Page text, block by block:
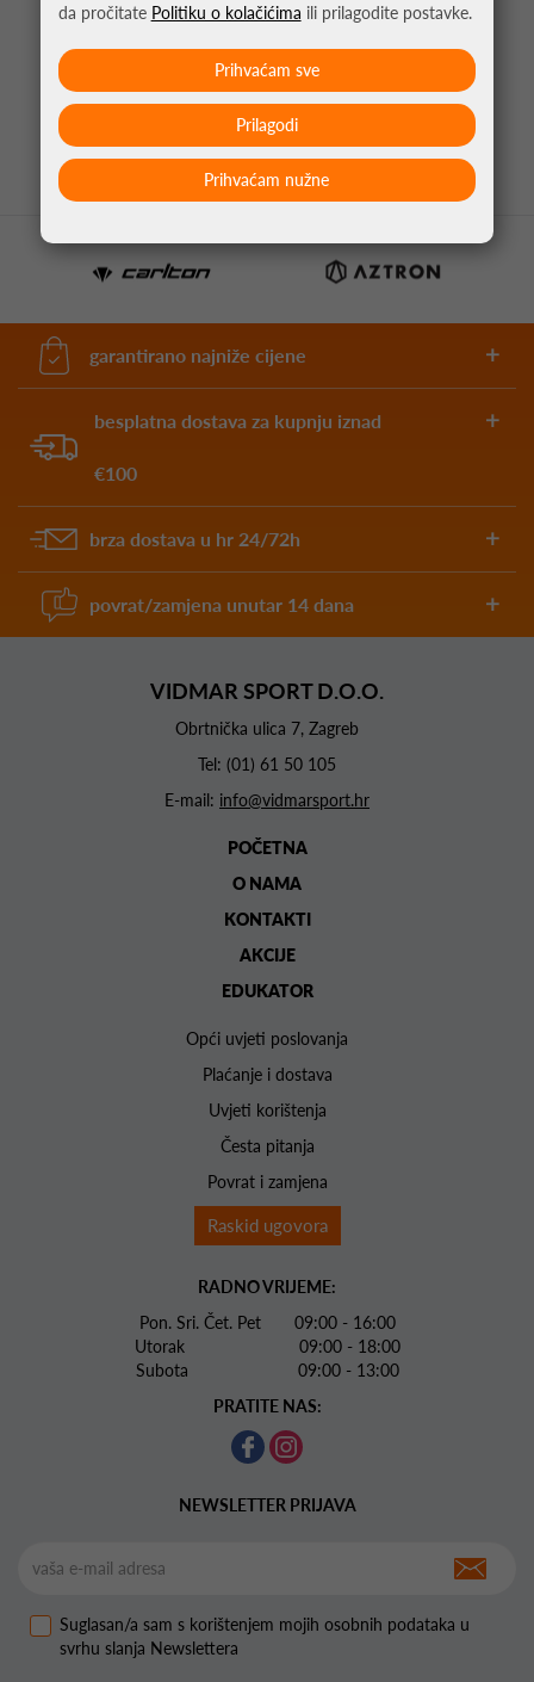
PIKADO PERA ALLIANCE UNION JACK
NARANČASTA NO2
1,05 €
garantirano najniže cijene
besplatna dostava za kupnju iznad
€100
brza dostava u hr 24/72h
povrat/zamjena unutar 14 dana
VIDMAR SPORT D.O.O.
Obrtnička ulica 7, Zagreb
Tel: (01) 61 50 105
E-mail: info@vidmarsport.hr
POČETNA
O NAMA
KONTAKTI
AKCIJE
EDUKATOR
Opći uvjeti poslovanja
Plaćanje i dostava
Uvjeti korištenja
Česta pitanja
Povrat i zamjena
Raskid ugovora
RADNO VRIJEME:
Pon. Sri. Čet. Pet 09:00 - 16:00
Utorak 09:00 - 18:00
Subota 09:00 - 13:00
PRATITE NAS:
NEWSLETTER PRIJAVA
Suglasan/a sam s korištenjem mojih osobnih podataka u
svrhu slanja Newslettera
da pročitate Politiku o kolačićima ili prilagodite postavke.
Prihvaćam nužne
Prilagodi
Prihvaćam sve